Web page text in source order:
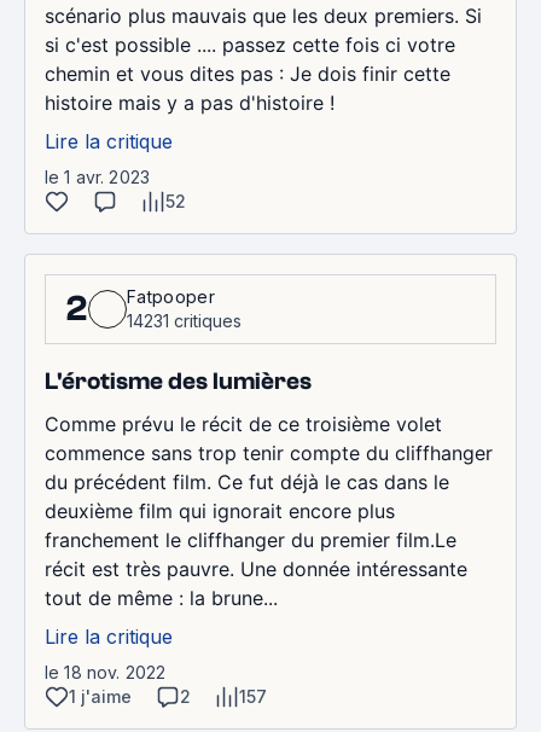
scénario plus mauvais que les deux premiers. Si
si c'est possible .... passez cette fois ci votre
chemin et vous dites pas : Je dois finir cette
histoire mais y a pas d'histoire !
Lire la critique
le 1 avr. 2023
52
2
Fatpooper
14231 critiques
L'érotisme des lumières
Comme prévu le récit de ce troisième volet
commence sans trop tenir compte du cliffhanger
du précédent film. Ce fut déjà le cas dans le
deuxième film qui ignorait encore plus
franchement le cliffhanger du premier film.Le
récit est très pauvre. Une donnée intéressante
tout de même : la brune...
Lire la critique
le 18 nov. 2022
1 j'aime
2 157